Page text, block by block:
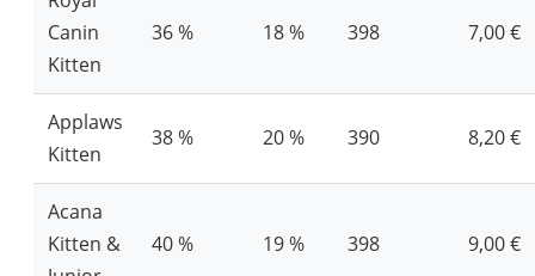
Canin
Kitten
36 % 18 % 398 7,00 €
Applaws
Kitten
38 % 20 % 390 8,20 €
Acana
Kitten &
40 % 19 % 398 9,00 €